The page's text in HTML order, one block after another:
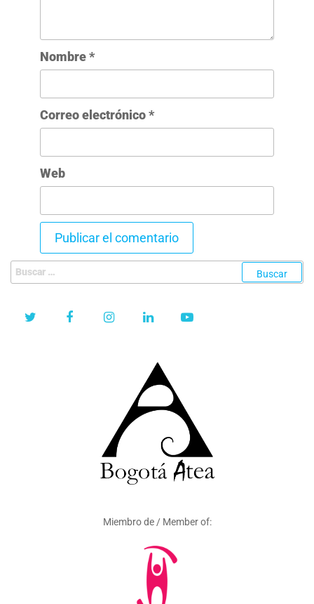
Nombre*
Correo electrónico*
Web
Buscar:
Miembro de / Member of: